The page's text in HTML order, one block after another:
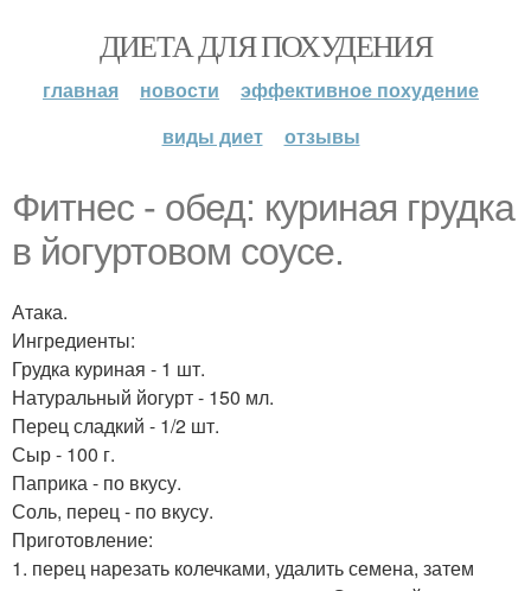
ДИЕТА ДЛЯ ПОХУДЕНИЯ
главная новости
эффективное похудение
виды диет
отзывы
Фитнес - обед: куриная грудка
в йогуртовом соусе.
Атака.
Ингредиенты:
Грудка куриная - 1 шт.
Натуральный йогурт - 150 мл.
Перец сладкий - 1/2 шт.
Сыр - 100 г.
Паприка - по вкусу.
Соль, перец - по вкусу.
Приготовление:
1. перец нарезать колечками, удалить семена, затем